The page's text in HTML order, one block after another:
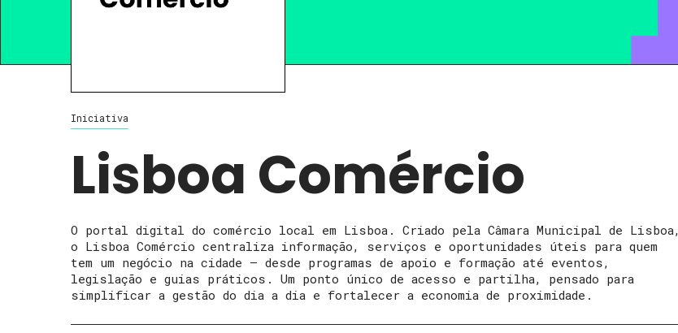
Iniciativa
Lisboa Comércio
O portal digital do comércio local em Lisboa. Criado pela Câmara Municipal de Lisboa,
o Lisboa Comércio centraliza informação, serviços e oportunidades úteis para quem
tem um negócio na cidade – desde programas de apoio e formação até eventos,
legislação e guias práticos. Um ponto único de acesso e partilha, pensado para
simplificar a gestão do dia a dia e fortalecer a economia de proximidade.